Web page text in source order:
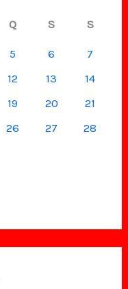
Q S S
5 6
7
12 13
14
19 20
21
26 27
28